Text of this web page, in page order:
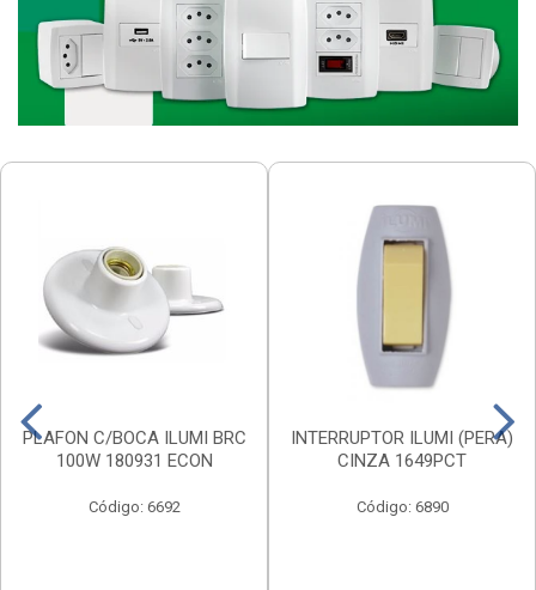
PLAFON C/BOCA ILUMI BRC
100W 180931 ECON
Código: 6692
INTERRUPTOR ILUMI (PERA)
CINZA 1649PCT
Código: 6890